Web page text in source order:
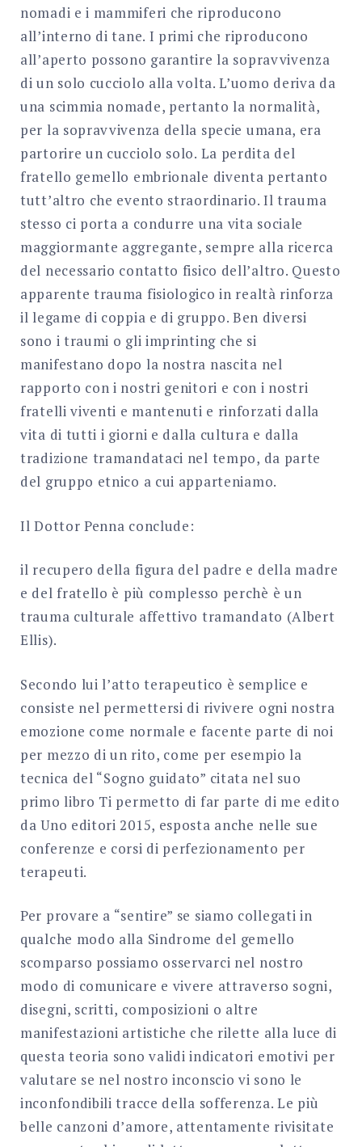
nomadi e i mammiferi che riproducono
all’interno di tane. I primi che riproducono
all’aperto possono garantire la sopravvivenza
di un solo cucciolo alla volta. L’uomo deriva da
una scimmia nomade, pertanto la normalità,
per la sopravvivenza della specie umana, era
partorire un cucciolo solo. La perdita del
fratello gemello embrionale diventa pertanto
tutt’altro che evento straordinario. Il trauma
stesso ci porta a condurre una vita sociale
maggiormante aggregante, sempre alla ricerca
del necessario contatto fisico dell’altro. Questo
apparente trauma fisiologico in realtà rinforza
il legame di coppia e di gruppo. Ben diversi
sono i traumi o gli imprinting che si
manifestano dopo la nostra nascita nel
rapporto con i nostri genitori e con i nostri
fratelli viventi e mantenuti e rinforzati dalla
vita di tutti i giorni e dalla cultura e dalla
tradizione tramandataci nel tempo, da parte
del gruppo etnico a cui apparteniamo.
Il Dottor Penna conclude:
il recupero della figura del padre e della madre
e del fratello è più complesso perchè è un
trauma culturale affettivo tramandato (Albert
Ellis).
Secondo lui l’atto terapeutico è semplice e
consiste nel permettersi di rivivere ogni nostra
emozione come normale e facente parte di noi
per mezzo di un rito, come per esempio la
tecnica del “Sogno guidato” citata nel suo
primo libro Ti permetto di far parte di me edito
da Uno editori 2015, esposta anche nelle sue
conferenze e corsi di perfezionamento per
terapeuti.
Per provare a “sentire” se siamo collegati in
qualche modo alla Sindrome del gemello
scomparso possiamo osservarci nel nostro
modo di comunicare e vivere attraverso sogni,
disegni, scritti, composizioni o altre
manifestazioni artistiche che rilette alla luce di
questa teoria sono validi indicatori emotivi per
valutare se nel nostro inconscio vi sono le
inconfondibili tracce della sofferenza. Le più
belle canzoni d’amore, attentamente rivisitate